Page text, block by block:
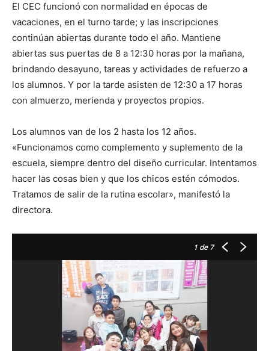
El CEC funcionó con normalidad en épocas de
vacaciones, en el turno tarde; y las inscripciones
continúan abiertas durante todo el año. Mantiene
abiertas sus puertas de 8 a 12:30 horas por la mañana,
brindando desayuno, tareas y actividades de refuerzo a
los alumnos. Y por la tarde asisten de 12:30 a 17 horas
con almuerzo, merienda y proyectos propios.
Los alumnos van de los 2 hasta los 12 años.
«Funcionamos como complemento y suplemento de la
escuela, siempre dentro del diseño curricular. Intentamos
hacer las cosas bien y que los chicos estén cómodos.
Tratamos de salir de la rutina escolar», manifestó la
directora.
1 de 7